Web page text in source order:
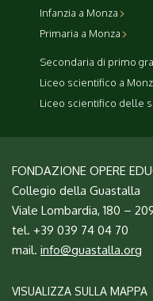
Infanzia a Monza
Primaria a Monza
Secondaria di primo
Liceo scientifico a
Liceo scientifico delle
FONDAZIONE OPERE
Collegio della Guastalla
Viale Lombardia, 180 –
tel. +39 039 74 04 70
mail. info@guastalla.org
VISUALIZZA SULLA MAPPA